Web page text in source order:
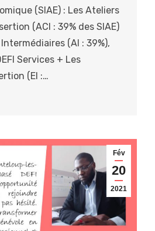
(SIAE) : Les Ateliers
(ACI : 39% des SIAE)
(AI : 39%),
Services + Les
(EI :…
Fév
20
2021